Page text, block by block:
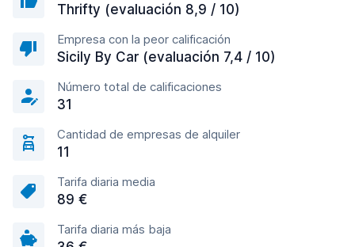
Thrifty (evaluación 8,9 / 10)
Empresa con la peor calificación
Sicily By Car (evaluación 7,4 / 10)
Número total de calificaciones
31
Cantidad de empresas de alquiler
11
Tarifa diaria media
89 €
Tarifa diaria más baja